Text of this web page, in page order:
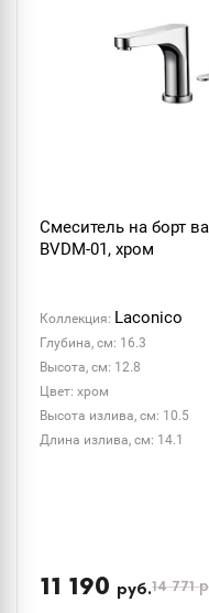
Смеситель на борт
BVDM-01, хром
Коллекция: Laconico
Глубина, см: 16.3
Высота, см: 12.8
Цвет: хром
Высота излива, см: 10.5
Длина излива, см: 14.1
11 190 руб.14 771